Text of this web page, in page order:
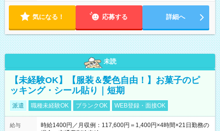
気になる！ 応募する 詳細へ
未読
【未経験OK】【服装＆髪色自由！】お菓子のピ
ッキング・シール貼り｜短期
派遣 職種未経験OK ブランクOK WEB登録・面接OK
給与
時給1400円／月収例：117,600円＝1,400円×4時間×21日勤務の